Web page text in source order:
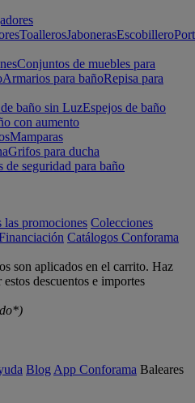
ToallerosJabonerasEscobillero
Conjuntos de muebles para
Armarios para bañoRepisa para
baño sin LuzEspejos de baño
con aumento
Mamparas
Grifos para ducha
de seguridad para baño
las promociones Colecciones
Catálogos Conforama
son aplicados en el carrito. Haz
descuentos e importes
Blog App Conforama Baleares